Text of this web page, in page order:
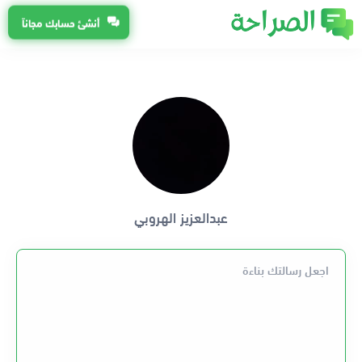
أنشئ حسابك مجاناً
عبدالعزيز الهروبي